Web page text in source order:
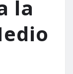
la